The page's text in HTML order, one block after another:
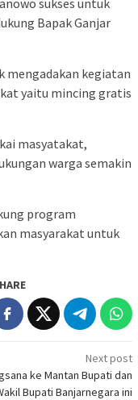
Bapak Ganjar
mengadakan kegiatan
yaitu mincing gratis
masyatakat,
warga semakin
program
masyarakat untuk
Next post
ke Mantan Bupati dan
Bupati Banjarnegara ini